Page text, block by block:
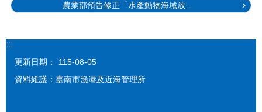
農業部預告修正「水產動物海域放...
:::
更新日期：
115-08-05
資料維護：臺南市漁港及近海管理所